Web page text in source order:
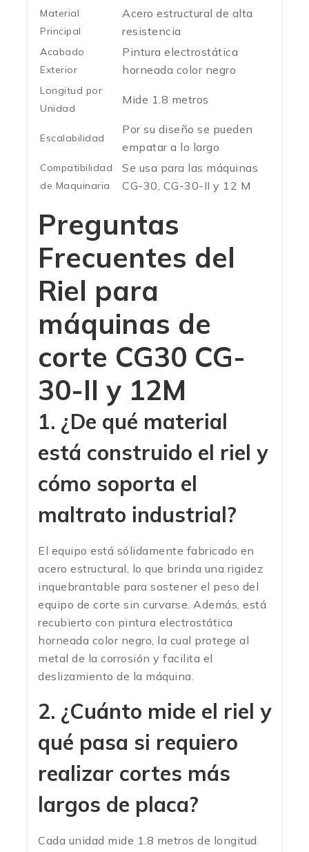
Material
Principal
Acero estructural de alta
resistencia
Acabado
Exterior
Pintura electrostática
horneada color negro
Longitud por
Unidad
Mide 1.8 metros
Escalabilidad
Por su diseño se pueden
empatar a lo largo
Compatibilidad
de Maquinaria
Se usa para las máquinas
CG-30, CG-30-II y 12 M
Preguntas
Frecuentes del
Riel para
máquinas de
corte CG30 CG-
30-II y 12M
1. ¿De qué material
está construido el riel y
cómo soporta el
maltrato industrial?
El equipo está sólidamente fabricado en
acero estructural, lo que brinda una rigidez
inquebrantable para sostener el peso del
equipo de corte sin curvarse. Además, está
recubierto con pintura electrostática
horneada color negro, la cual protege al
metal de la corrosión y facilita el
deslizamiento de la máquina.
2. ¿Cuánto mide el riel y
qué pasa si requiero
realizar cortes más
largos de placa?
Cada unidad mide 1.8 metros de longitud